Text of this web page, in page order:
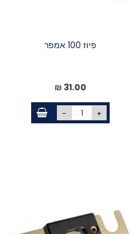
פיוז 100 אמפר
31.00 ₪
- +